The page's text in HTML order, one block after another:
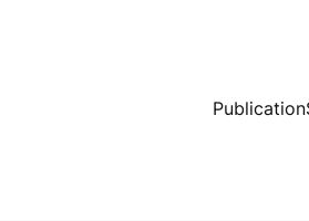
Publication